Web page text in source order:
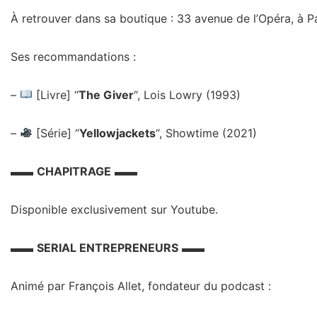
À retrouver dans sa boutique : 33 avenue de l’Opéra, à
Ses recommandations :
– [Livre] “The Giver“, Lois Lowry (1993)
– [Série] “Yellowjackets“, Showtime (2021)
▬▬ CHAPITRAGE ▬▬
Disponible exclusivement sur Youtube.
▬▬ SERIAL ENTREPRENEURS ▬▬
Animé par François Allet, fondateur du podcast :